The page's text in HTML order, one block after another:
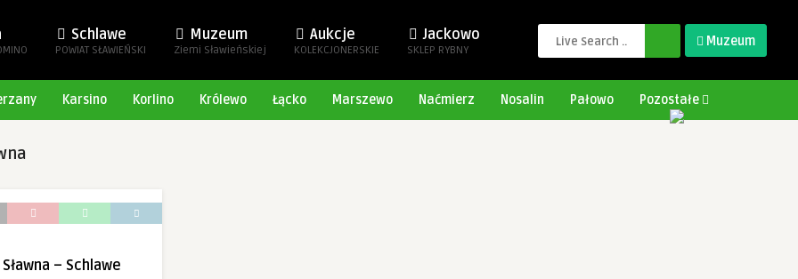
Schlawe
POWIAT SŁAWIEŃSKI
Muzeum
Ziemi Sławieńskiej
Aukcje
KOLEKCJONERSKIE
Jackowo
SKLEP RYBNY
Muzeum
Karsino Korlino Królewo Łącko Marszewo Naćmierz Nosalin Pałowo Pozostałe
– Schlawe